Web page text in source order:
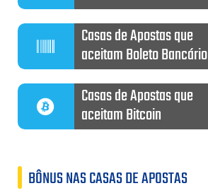
Casas de Apostas que
aceitam Boleto Bancário
Casas de Apostas que
aceitam Bitcoin
BÔNUS NAS CASAS DE APOSTAS